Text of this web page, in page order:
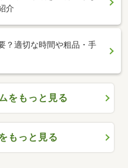
介
？適切な時間や粗品・手
をもっと見る
もっと見る